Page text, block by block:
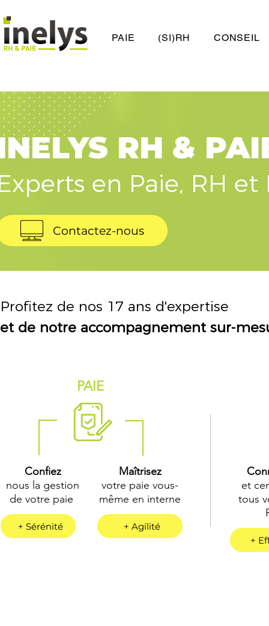
PAIE (SI)RH CONSEIL
RH &
en Paie, RH
Contactez-nous
Profitez de nos 17 ans d'expertise
et de notre accompagnement sur-
PAIE
et
tous
+
Confiez
nous la gestion
de votre paie
+ Sérénité
Maîtrisez
votre paie vous-
même en interne
+ Agilité